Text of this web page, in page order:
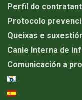
Perfil do
Protocolo
Queixas e
Canle Interna de
Comunicación a